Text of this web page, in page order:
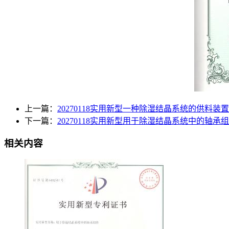
上一篇： 20270118实用新型一种除湿结晶系统的供料装置
下一篇： 20270118实用新型用于除湿结晶系统中的轴承
相关内容